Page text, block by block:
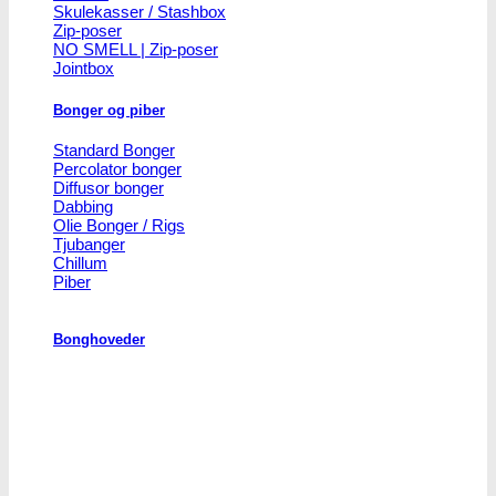
Skulekasser / Stashbox
Zip-poser
NO SMELL | Zip-poser
Jointbox
Bonger og piber
Standard Bonger
Percolator bonger
Diffusor bonger
Dabbing
Olie Bonger / Rigs
Tjubanger
Chillum
Piber
Bonghoveder